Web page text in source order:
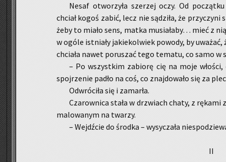
Nesaf otwo­rzy­ła sze­rzej oczy. Od
chciał kogoś zabić, lecz nie są­dzi­ła, że
żeby to miało sens, matka mu­sia­ła­by… mieć z
w ogóle ist­nia­ły ja­kie­kol­wiek po­wo­dy, by uwa­żać,
chcia­ła nawet po­ru­szać tego te­ma­tu, co samo w
– Po wszyst­kim za­bio­rę cię na moje
spoj­rze­nie padło na coś, co znaj­do­wa­ło się za
Od­wró­ci­ła się i za­mar­ła.
Cza­row­ni­ca stała w drzwiach chaty, z
ma­lo­wa­nym na twa­rzy.
– Wejdź­cie do środ­ka – wy­sy­cza­ła
II